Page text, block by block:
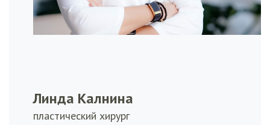
Линда Калнина
пластический хирург